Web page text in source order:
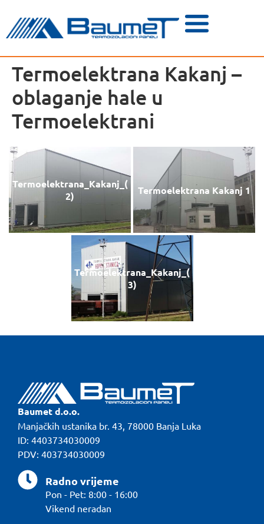
Termoelektrana Kakanj –
oblaganje hale u
Termoelektrani
Termoelektrana_Kakanj_(
2)
Termoelektrana Kakanj 1
Termoelektrana_Kakanj_(
3)
Baumet d.o.o.
Manjačkih ustanika br. 43, 78000 Banja Luka
ID: 4403734030009
PDV: 403734030009
Radno vrijeme
Pon - Pet: 8:00 - 16:00
Vikend neradan